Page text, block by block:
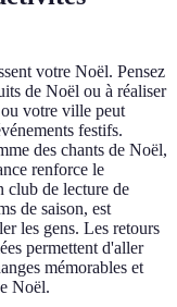
votre Noël. Pensez
de Noël ou à réaliser
votre ville peut
festifs.
des chants de Noël,
renforce le
club de lecture de
de saison, est
les gens. Les retours
permettent d'aller
mémorables et
Noël.